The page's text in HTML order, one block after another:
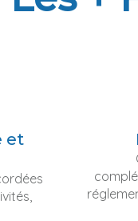
et